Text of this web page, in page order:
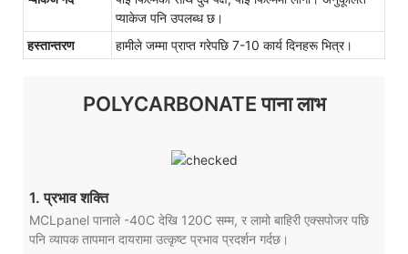
प्याकेज पनि उपलब्ध छ।
हस्तान्तरण
हामीले जम्मा प्राप्त गरेपछि 7-10 कार्य दिनहरू भित्र।
POLYCARBONATE पाना लाभ
1. प्रभाव शक्ति
MCLpanel पानाले -40C देखि 120C सम्म, र लामो बाहिरी एक्सपोजर पछि
पनि व्यापक तापमान दायरामा उत्कृष्ट प्रभाव प्रदर्शन गर्दछ।